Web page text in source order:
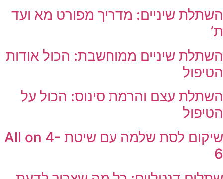
השתלת שיניים: מדריך מפורט מא ועד
ת’
השתלת שיניים ממוחשבת: הכול אודות
הטיפול
השתלת עצם והרמת סינוס: הכול על
הטיפול
שיקום לסת שלמה עם שיטת All on 4-
6